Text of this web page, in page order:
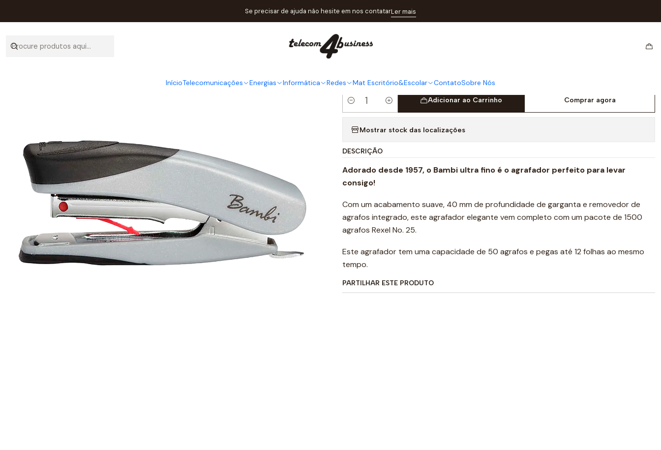
InícioTelecomunicações Energias Informática Redes Mat Escritório&Escolar ContatoSobre Nós
Se precisar de ajuda não hesite em nos contatarLer mais
Mat Escritório&Escolar Organização AGRAFADOR REXEL BAMBI AGRAFES Nº25
|AGRAFADOR REXEL BAMBI
Quantidade
Adicionar ao Carrinho Comprar agora
Mostrar stock das localizações
DESCRIÇÃO
Adorado desde 1957, o Bambi ultra fino é o agrafador perfeito para levar
consigo!
Com um acabamento suave, 40 mm de profundidade de garganta e removedor de
agrafos integrado, este agrafador elegante vem completo com um pacote de 1500
agrafos Rexel No. 25.
Este agrafador tem uma capacidade de 50 agrafos e pegas até 12 folhas ao mesmo
tempo.
PARTILHAR ESTE PRODUTO